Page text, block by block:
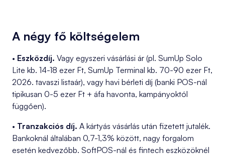
A négy fő költségelem
• Eszközdíj. Vagy egyszeri vásárlási ár (pl. SumUp Solo
Lite kb. 14-18 ezer Ft, SumUp Terminal kb. 70-90 ezer Ft,
2026. tavaszi listaár), vagy havi bérleti díj (banki POS-nál
tipikusan 0-5 ezer Ft + áfa havonta, kampányoktól
függően).
• Tranzakciós díj. A kártyás vásárlás után fizetett jutalék.
Bankoknál általában 0,7-1,3% között, nagy forgalom
esetén kedvezőbb. SoftPOS-nál és fintech eszközöknél